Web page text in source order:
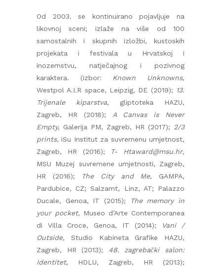
Od 2003. se kontinuirano pojavljuje na
likovnoj sceni; izlaže na više od 100
samostalnih i skupnih izložbi, kustoskih
projekata i festivala u Hrvatskoj i
inozemstvu, natječajnog i pozivnog
karaktera. (izbor: Known Unknowns,
Westpol A.I.R space, Leipzig, DE (2019); 13.
Trijenale kiparstva, gliptoteka HAZU,
Zagreb, HR (2018); A Canvas is Never
Empty, Galerija PM, Zagreb, HR (2017); 2/3
prints,iSu Institut za suvremenu umjetnost,
Zagreb, HR (2016);
T- Htaward@msu.hr,
MSU Muzej suvremene umjetnosti, Zagreb,
HR (2016);
The City and Me, GAMPA,
Pardubice, CZ; Salzamt, Linz, AT; Palazzo
Ducale, Genoa, IT (2015);
The memory in
your pocket, Museo d’Arte Contemporanea
di Villa Croce, Genoa, IT (2014);
Vani /
Outside, Studio Kabineta Grafike HAZU,
Zagreb, HR (2013); 48. zagrebački salon:
Identitet, HDLU, Zagreb, HR (2013);